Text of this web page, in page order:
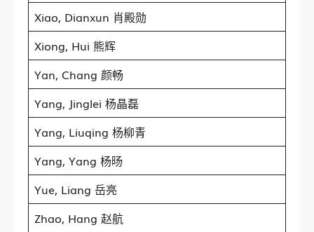
Xiao, Dianxun 肖殿勋
Xiong, Hui 熊辉
Yan, Chang 颜畅
Yang, Jinglei 杨晶磊
Yang, Liuqing 杨柳青
Yang, Yang 杨旸
Yue, Liang 岳亮
Zhao, Hang 赵航